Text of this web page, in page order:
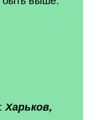
Харьков,